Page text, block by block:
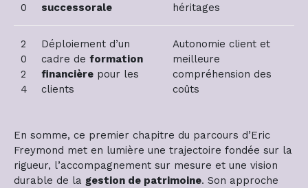
0
successorale
héritages
2
0
2
4
Déploiement d’un
cadre de formation
financière pour les
clients
Autonomie client et
meilleure
compréhension des
coûts
En somme, ce premier chapitre du parcours d’Eric
Freymond met en lumière une trajectoire fondée sur la
rigueur, l’accompagnement sur mesure et une vision
durable de la gestion de patrimoine. Son approche